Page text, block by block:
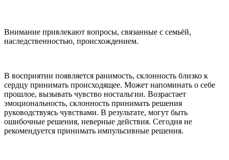
Внимание привлекают вопросы, связанные с семьёй,
наследственностью, происхождением.
В восприятии появляется ранимость, склонность близко к
сердцу принимать происходящее. Может напоминать о себе
прошлое, вызывать чувство ностальгии. Возрастает
эмоциональность, склонность принимать решения
руководствуясь чувствами. В результате, могут быть
ошибочные решения, неверные действия. Сегодня не
рекомендуется принимать импульсивные решения.